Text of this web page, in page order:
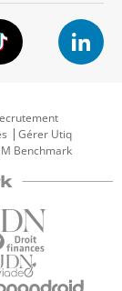
Gérer Utiq
Benchmark